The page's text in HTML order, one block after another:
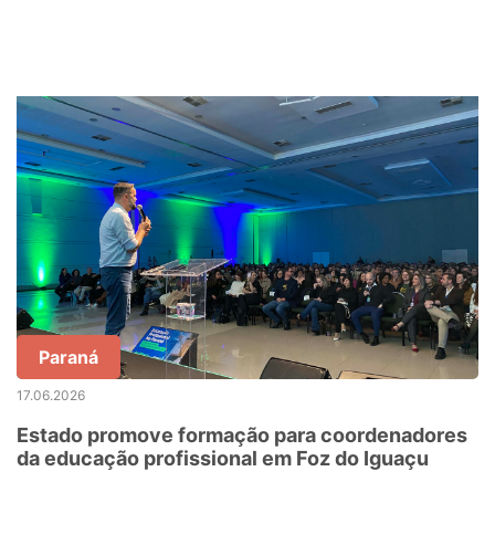
Paraná
17.06.2026
Estado promove formação para coordenadores
da educação profissional em Foz do Iguaçu